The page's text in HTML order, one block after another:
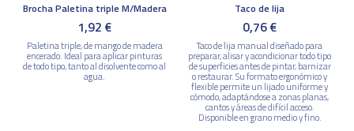
Brocha Paletina triple M/Madera
1,92 €
Paletina triple, de mango de madera
encerado. Ideal para aplicar pinturas
de todo tipo, tanto al disolvente como al
agua.
Taco de lija
0,76 €
Taco de lija manual diseñado para
preparar, alisar y acondicionar todo tipo
de superficies antes de pintar, barnizar
o restaurar. Su formato ergonómico y
flexible permite un lijado uniforme y
cómodo, adaptándose a zonas planas,
cantos y áreas de difícil acceso.
Disponible en grano medio y fino.